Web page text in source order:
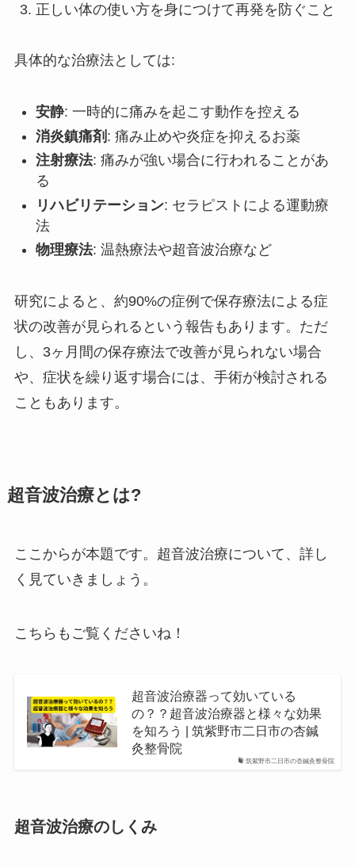
正しい体の使い方を身につけて再発を防ぐこと
具体的な治療法としては:
安静: 一時的に痛みを起こす動作を控える
消炎鎮痛剤 : 痛み止めや炎症を抑えるお薬
注射療法: 痛みが強い場合に行われることがあ
る
リハビリテーション: セラピストによる運動療
法
物理療法: 温熱療法や超音波治療など
研究によると、約90%の症例で保存療法による症
状の改善が見られるという報告もあります。ただ
し、3ヶ月間の保存療法で改善が見られない場合
や、症状を繰り返す場合には、手術が検討される
こともあります。
超音波治療とは?
ここからが本題です。超音波治療について、詳し
く見ていきましょう。
こちらもご覧くださいね！
筑紫野市二日市の杏鍼灸整骨院
超音波治療器って効いている
の？？超音波治療器と様々な効果
を知ろう | 筑紫野市二日市の杏鍼
灸整骨院
超音波治療のしくみ